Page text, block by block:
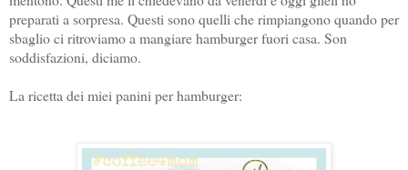
preparati a sorpresa. Questi sono quelli che rimpiangono quando per
sbaglio ci ritroviamo a mangiare hamburger fuori casa. Son
soddisfazioni, diciamo.
La ricetta dei miei panini per hamburger: